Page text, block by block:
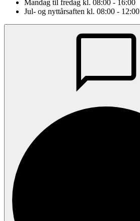
Mandag til fredag kl. 08:00 - 16:00
Jul- og nyttårsaften kl. 08:00 - 12:00